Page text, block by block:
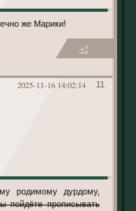
же Марики!
+2
11
2025-11-16 14:02:14
родимому дурдому,
пойдёте прописывать